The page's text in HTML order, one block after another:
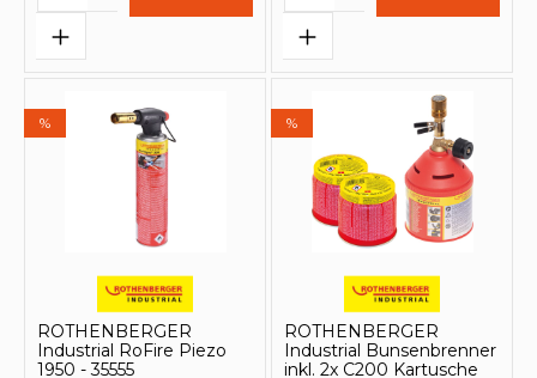
%
ROTHENBERGER
Industrial RoFire Piezo
1950 - 35555
%
ROTHENBERGER
Industrial Bunsenbrenner
inkl. 2x C200 Kartusche